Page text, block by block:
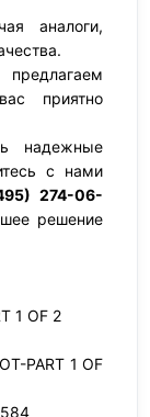
аналоги,
приятно
надежные
с нами
274-06-
решение
1 OF 2
PART 1 OF